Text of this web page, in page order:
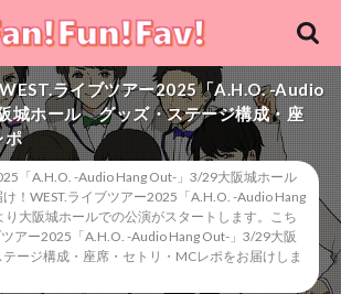
ライブツアー2025「A.H.O. -Audio
城ホール グッズ・ステージ構成・座
ポ
「A.H.O. -Audio Hang Out-」3/29大阪城ホール
！WEST.ライブツアー2025「A.H.O. -Audio Hang
大阪城ホールでの公演がスタートします。こち
アー2025「A.H.O. -Audio Hang Out-」3/29大阪
ージ構成・座席・セトリ・MCレポをお届けしま